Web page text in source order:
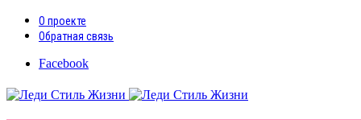
О проекте
Обратная связь
Facebook